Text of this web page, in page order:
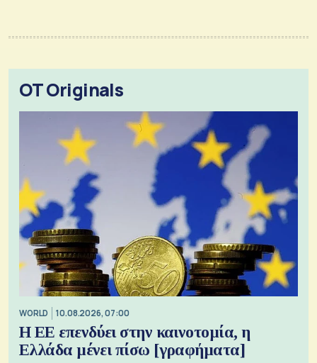
OT Originals
WORLD 10.08.2026, 07:00
Η ΕΕ επενδύει στην καινοτομία, η
Ελλάδα μένει πίσω [γραφήματα]